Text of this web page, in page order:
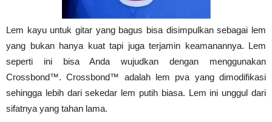
Lem kayu untuk gitar yang bagus bisa disimpulkan sebagai lem
yang bukan hanya kuat tapi juga terjamin keamanannya. Lem
seperti ini bisa Anda wujudkan dengan menggunakan
Crossbond™. Crossbond™ adalah lem pva yang dimodifikasi
sehingga lebih dari sekedar lem putih biasa. Lem ini unggul dari
sifatnya yang tahan lama.